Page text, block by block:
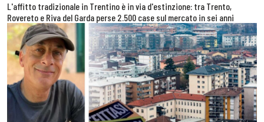
L'affitto tradizionale in Trentino è in via d'estinzione: tra Trento,
Rovereto e Riva del Garda perse 2.500 case sul mercato in sei anni